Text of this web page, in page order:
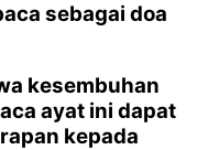
sebagai doa
kesembuhan
ayat ini dapat
kepada